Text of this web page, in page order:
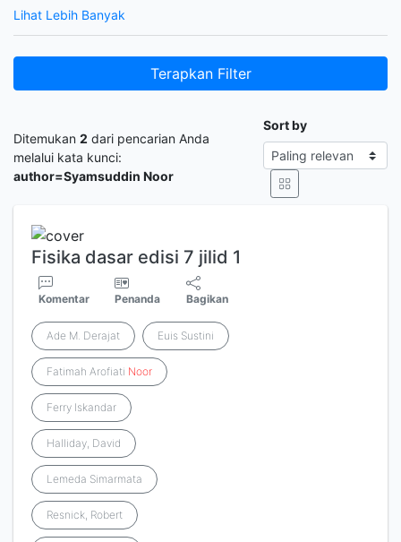
Lihat Lebih Banyak
Terapkan Filter
Ditemukan 2 dari pencarian Anda
melalui kata kunci:
author=Syamsuddin Noor
Sort by
Fisika dasar edisi 7 jilid 1
Komentar Penanda Bagikan
Ade M. Derajat Euis Sustini
Fatimah Arofiati Noor
Ferry Iskandar
Halliday, David
Lemeda Simarmata
Resnick, Robert